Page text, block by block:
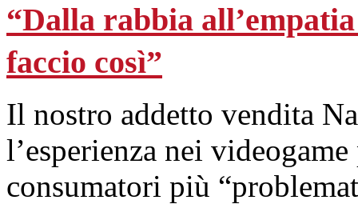
“Dalla rabbia
faccio così”
Il nostro addetto vendita
l’esperienza nei
consumatori più